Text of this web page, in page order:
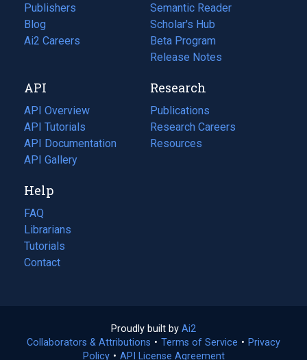
Publishers
Blog
(opens
in
tab)
Ai2 Careers
(opens
new
tab)
Semantic Reader
Scholar's Hub
Beta Program
Release Notes
API
API Overview
API Tutorials
API Documentation
(opens
in
new
tab)
API Gallery
Research
Publications
(opens
in
a
Research Careers
(opens
in
Resources
(opens
Help
FAQ
Librarians
Tutorials
Contact
Proudly built by Ai2
in
a
Collaborators & Attributions • Terms of Service (opens
• Privacy
Policy(opens
• API License Agreement